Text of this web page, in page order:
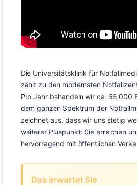
Die Universitätsklinik für
zählt zu den modernsten
Pro Jahr behandeln wir ca. 55'000
dem ganzen Spektrum der
zeichnet aus, dass wir uns stetig
weiterer Pluspunkt: Sie erreichen
hervorragend mit öffentlichen
Das erwartet Sie